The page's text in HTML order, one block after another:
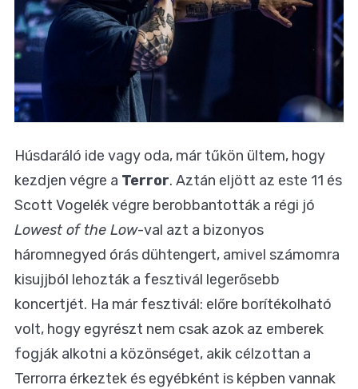
Húsdaráló ide vagy oda, már tűkön ültem, hogy
kezdjen végre a Terror. Aztán eljött az este 11 és
Scott Vogelék végre berobbantották a régi jó
Lowest of the Low-val azt a bizonyos
háromnegyed órás dühtengert, amivel számomra
kisujjból lehozták a fesztivál legerősebb
koncertjét. Ha már fesztivál: előre borítékolható
volt, hogy egyrészt nem csak azok az emberek
fogják alkotni a közönséget, akik célzottan a
Terrorra érkeztek és egyébként is képben vannak